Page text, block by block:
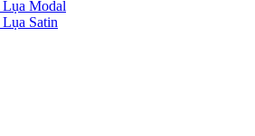
Modal
Satin